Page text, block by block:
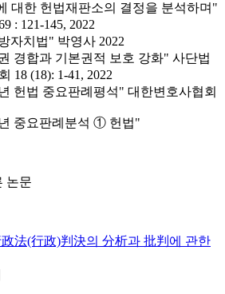
대한 헌법재판소의 결정을 분석하며"
: 121-145, 2022
자치법" 박영사 2022
경합과 기본권적 보호 강화" 사단법
18 (18): 1-41, 2022
헌법 중요판례평석" 대한변호사협회
중요판례분석 ① 헌법"
논문
法(行政)判決의 分析과 批判에 관한